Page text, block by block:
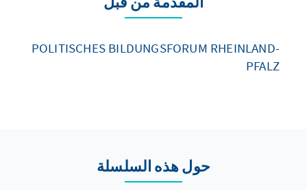
POLITISCHES BILDUNGSFORUM RHEINLAND-
PFALZ
حول هذه السلسلة